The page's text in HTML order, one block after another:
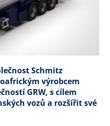
Schmitz
výrobcem
GRW, s cílem
vozů a rozšířit své